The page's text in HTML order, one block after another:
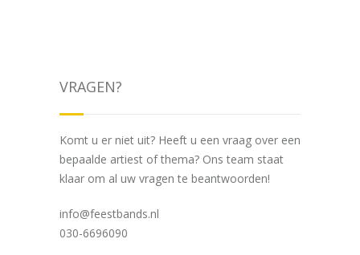
VRAGEN?
Komt u er niet uit? Heeft u een vraag over een
bepaalde artiest of thema? Ons team staat
klaar om al uw vragen te beantwoorden!
info@feestbands.nl
030-6696090